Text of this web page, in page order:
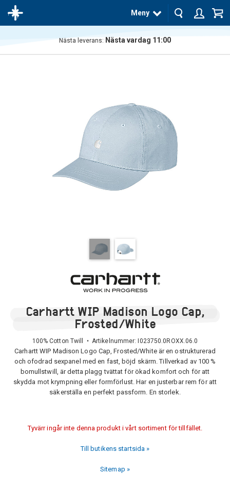
Meny
Nästa leverans: Nästa vardag 11:00
Carhartt WIP Madison Logo Cap,
Frosted/White
100% Cotton Twill • Artikelnummer: I023750.0ROXX.06.0
Carhartt WIP Madison Logo Cap, Frosted/White är en ostrukturerad
och ofodrad sexpanel med en fast, böjd skärm. Tillverkad av 100 %
bomullstwill, är detta plagg tvättat för ökad komfort och för att
skydda mot krympning eller formförlust. Har en justerbar rem för att
säkerställa en perfekt passform. En storlek.
Tyvärr ingår inte denna produkt i vårt sortiment för tillfället.
Till butikens startsida »
Sitemap »